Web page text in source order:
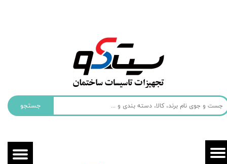
جستجو
خروج از حساب کاربری